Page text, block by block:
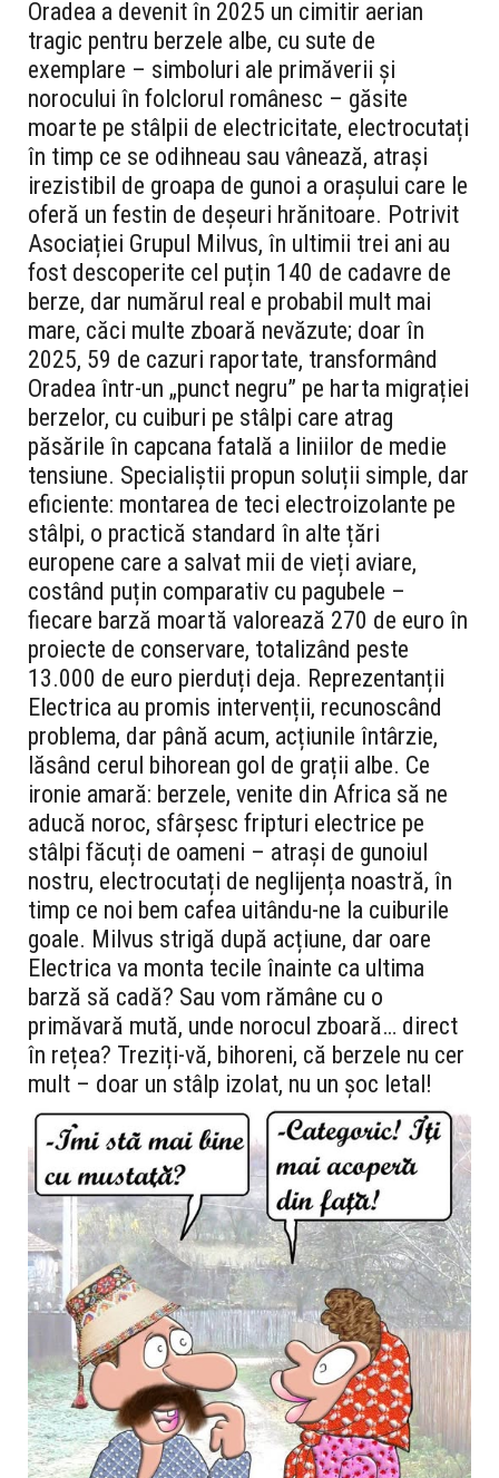
Oradea a devenit în 2025 un cimitir aerian
tragic pentru berzele albe, cu sute de
exemplare – simboluri ale primăverii și
norocului în folclorul românesc – găsite
moarte pe stâlpii de electricitate, electrocutați
în timp ce se odihneau sau vânează, atrași
irezistibil de groapa de gunoi a orașului care le
oferă un festin de deșeuri hrănitoare. Potrivit
Asociației Grupul Milvus, în ultimii trei ani au
fost descoperite cel puțin 140 de cadavre de
berze, dar numărul real e probabil mult mai
mare, căci multe zboară nevăzute; doar în
2025, 59 de cazuri raportate, transformând
Oradea într-un „punct negru” pe harta migrației
berzelor, cu cuiburi pe stâlpi care atrag
păsările în capcana fatală a liniilor de medie
tensiune. Specialiștii propun soluții simple, dar
eficiente: montarea de teci electroizolante pe
stâlpi, o practică standard în alte țări
europene care a salvat mii de vieți aviare,
costând puțin comparativ cu pagubele –
fiecare barză moartă valorează 270 de euro în
proiecte de conservare, totalizând peste
13.000 de euro pierduți deja. Reprezentanții
Electrica au promis intervenții, recunoscând
problema, dar până acum, acțiunile întârzie,
lăsând cerul bihorean gol de grații albe. Ce
ironie amară: berzele, venite din Africa să ne
aducă noroc, sfârșesc fripturi electrice pe
stâlpi făcuți de oameni – atrași de gunoiul
nostru, electrocutați de neglijența noastră, în
timp ce noi bem cafea uitându-ne la cuiburile
goale. Milvus strigă după acțiune, dar oare
Electrica va monta tecile înainte ca ultima
barză să cadă? Sau vom rămâne cu o
primăvară mută, unde norocul zboară… direct
în rețea? Treziți-vă, bihoreni, că berzele nu cer
mult – doar un stâlp izolat, nu un șoc letal!